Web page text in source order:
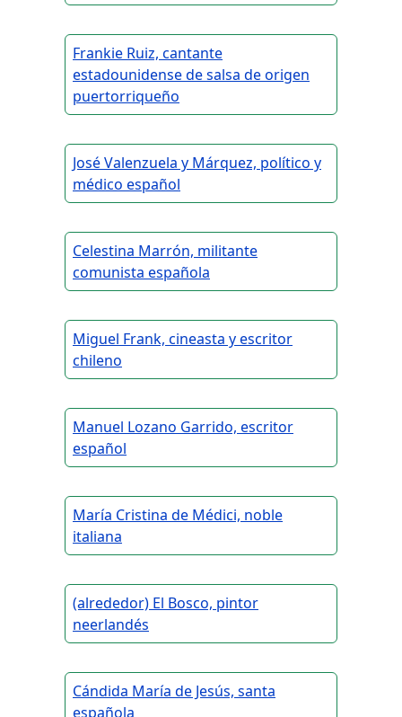
Frankie Ruiz, cantante
estadounidense de salsa de origen
puertorriqueño
José Valenzuela y Márquez, político y
médico español
Celestina Marrón, militante
comunista española
Miguel Frank, cineasta y escritor
chileno
Manuel Lozano Garrido, escritor
español
María Cristina de Médici, noble
italiana
(alrededor) El Bosco, pintor
neerlandés
Cándida María de Jesús, santa
española